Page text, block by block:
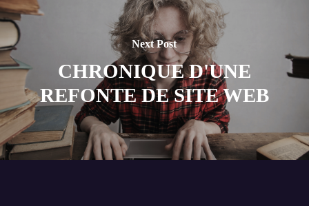
Next Post
CHRONIQUE D'UNE
REFONTE DE SITE WEB